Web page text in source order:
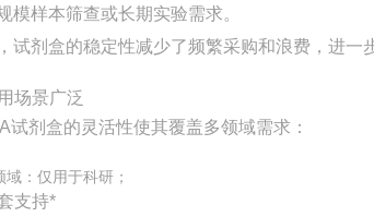
模样本筛查或长期实验需求。
试剂盒的稳定性减少了频繁采购和浪费，进一
场景广泛
试剂盒的灵活性使其覆盖多领域需求：
域：仅用于科研；
支持*